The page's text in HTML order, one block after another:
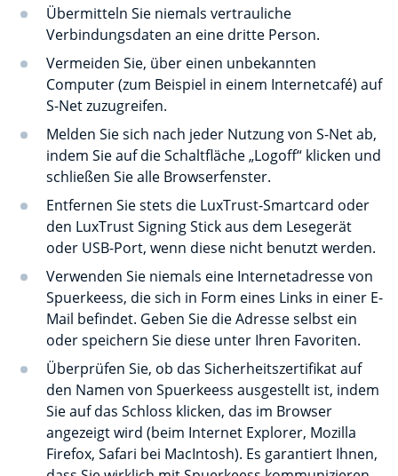
Übermitteln Sie niemals vertrauliche
Verbindungsdaten an eine dritte Person.
Vermeiden Sie, über einen unbekannten
Computer (zum Beispiel in einem Internetcafé) auf
S-Net zuzugreifen.
Melden Sie sich nach jeder Nutzung von S-Net ab,
indem Sie auf die Schaltfläche „Logoff“ klicken und
schließen Sie alle Browserfenster.
Entfernen Sie stets die LuxTrust-Smartcard oder
den LuxTrust Signing Stick aus dem Lesegerät
oder USB-Port, wenn diese nicht benutzt werden.
Verwenden Sie niemals eine Internetadresse von
Spuerkeess, die sich in Form eines Links in einer E-
Mail befindet. Geben Sie die Adresse selbst ein
oder speichern Sie diese unter Ihren Favoriten.
Überprüfen Sie, ob das Sicherheitszertifikat auf
den Namen von Spuerkeess ausgestellt ist, indem
Sie auf das Schloss klicken, das im Browser
angezeigt wird (beim Internet Explorer, Mozilla
Firefox, Safari bei MacIntosh). Es garantiert Ihnen,